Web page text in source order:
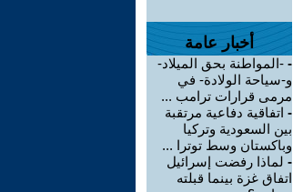
أخبار عامة
- -المواطنة بحق الميلاد-
و-سياحة الولادة- في
مرمى قرارات ترامب ...
- اتفاقية دفاعية مرتقبة
بين السعودية وتركيا
وباكستان وسط توترا ...
- لماذا رفضت إسرائيل
اتفاق غزة بينما قبلته